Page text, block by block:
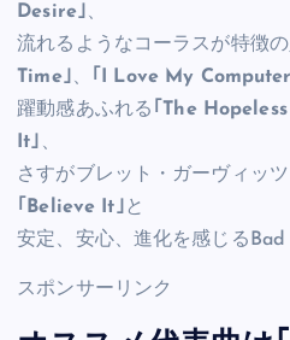
Desire｣ 、
流れるようなコーラスが特徴
Time｣ 、 ｢I Love My
躍動感あふれる ｢The
It｣ 、
さすがブレット・ガーヴィッ
｢Believe It｣ と
安定、安心、進化を感じるBad
スポンサーリンク